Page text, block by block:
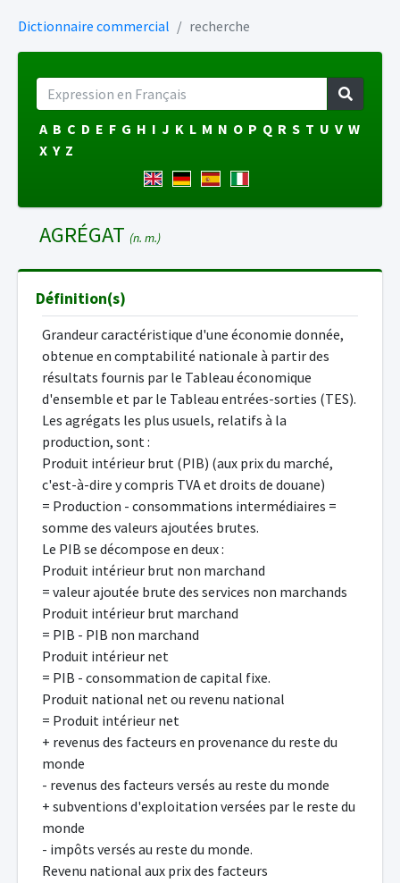
Dictionnaire commercial recherche
A B C D E F G H I J K L M N O P Q R S T U V W
X Y Z
AGRÉGAT (n. m.)
Définition(s)
Grandeur caractéristique d'une économie donnée,
obtenue en comptabilité nationale à partir des
résultats fournis par le Tableau économique
d'ensemble et par le Tableau entrées-sorties (TES).
Les agrégats les plus usuels, relatifs à la
production, sont :
Produit intérieur brut (PIB) (aux prix du marché,
c'est-à-dire y compris TVA et droits de douane)
= Production - consommations intermédiaires =
somme des valeurs ajoutées brutes.
Le PIB se décompose en deux :
Produit intérieur brut non marchand
= valeur ajoutée brute des services non marchands
Produit intérieur brut marchand
= PIB - PIB non marchand
Produit intérieur net
= PIB - consommation de capital fixe.
Produit national net ou revenu national
= Produit intérieur net
+ revenus des facteurs en provenance du reste du
monde
- revenus des facteurs versés au reste du monde
+ subventions d'exploitation versées par le reste du
monde
- impôts versés au reste du monde.
Revenu national aux prix des facteurs